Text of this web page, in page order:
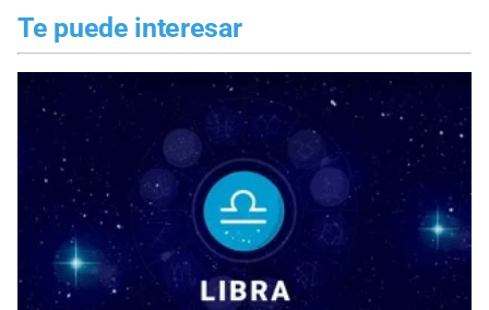
Te puede interesar